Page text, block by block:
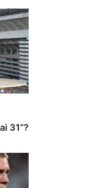
31”?